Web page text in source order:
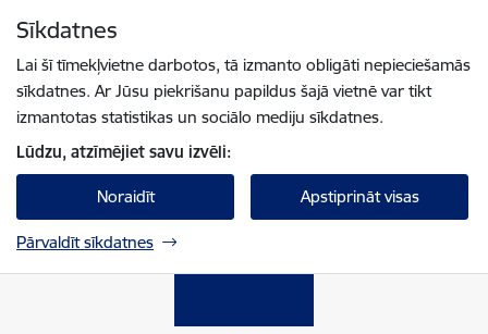
Sīkdatnes
Lai šī tīmekļvietne darbotos, tā izmanto obligāti nepieciešamās
sīkdatnes. Ar Jūsu piekrišanu papildus šajā vietnē var tikt
izmantotas statistikas un sociālo mediju sīkdatnes.
Lūdzu, atzīmējiet savu izvēli:
Noraidīt Apstiprināt visas
Pārvaldīt sīkdatnes